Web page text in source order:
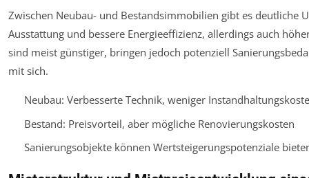
Zwischen Neubau- und Bestandsimmobilien gibt es deutliche
Ausstattung und bessere Energieeffizienz, allerdings auch
sind meist günstiger, bringen jedoch potenziell
mit sich.
Neubau: Verbesserte Technik, weniger
Bestand: Preisvorteil, aber mögliche Renovierungskosten
Sanierungsobjekte können Wertsteigerungspotenziale